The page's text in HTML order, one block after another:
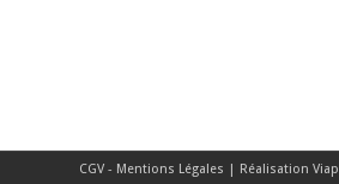
CGV - Mentions Légales | Réalisation